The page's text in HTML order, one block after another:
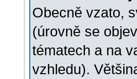
Obecně vzato,
(úrovně se
tématech a na
vzhledu).